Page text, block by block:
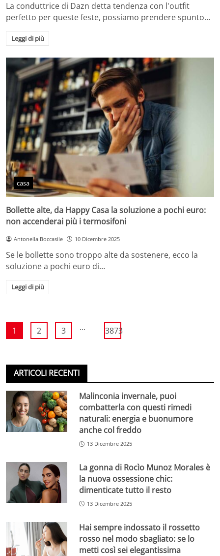
La conduttrice di Dazn detta tendenza con l'outfit
perfetto per queste feste, possiamo prendere spunto…
Leggi di più
casa
Bollette alte, da Happy Casa la soluzione a pochi euro:
non accenderai più i termosifoni
Antonella Boccasile 10 Dicembre 2025
Se le bollette sono troppo alte da sostenere, ecco la
soluzione a pochi euro di…
Leggi di più
1 2 3 ... 3873
ARTICOLI RECENTI
Malinconia invernale, puoi
combatterla con questi rimedi
naturali: energia e buonumore
anche col freddo
13 Dicembre 2025
La gonna di Rocìo Munoz Morales è
la nuova ossessione chic:
dimenticate tutto il resto
13 Dicembre 2025
Hai sempre indossato il rossetto
rosso nel modo sbagliato: se lo
metti così sei elegantissima